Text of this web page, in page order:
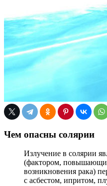
Чем опасны солярии
Излучение в солярии
(фактором,
возникновения рака)
с асбестом, ипритом,